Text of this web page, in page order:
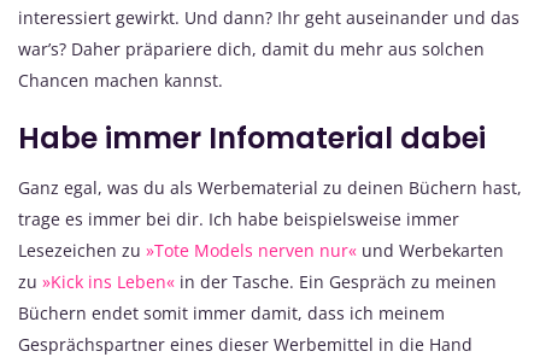
interessiert gewirkt. Und dann? Ihr geht auseinander und das
war’s? Daher präpariere dich, damit du mehr aus solchen
Chancen machen kannst.
Habe immer Infomaterial dabei
Ganz egal, was du als Werbematerial zu deinen Büchern hast,
trage es immer bei dir. Ich habe beispielsweise immer
Lesezeichen zu »Tote Models nerven nur« und Werbekarten
zu »Kick ins Leben« in der Tasche. Ein Gespräch zu meinen
Büchern endet somit immer damit, dass ich meinem
Gesprächspartner eines dieser Werbemittel in die Hand